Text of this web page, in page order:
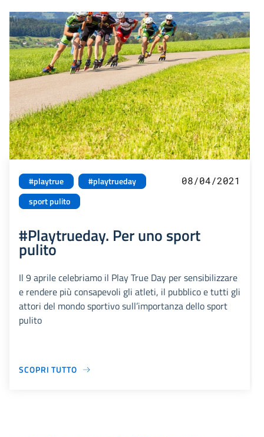
#playtrue
#playtrueday
sport pulito
08/04/2021
#Playtrueday. Per uno sport
pulito
Il 9 aprile celebriamo il Play True Day per sensibilizzare
e rendere più consapevoli gli atleti, il pubblico e tutti gli
attori del mondo sportivo sull’importanza dello sport
pulito
SCOPRI TUTTO